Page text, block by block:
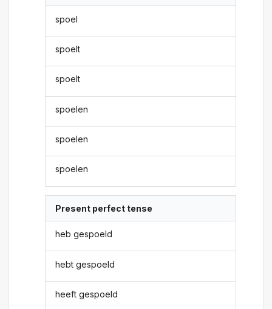
spoel
spoelt
spoelt
spoelen
spoelen
spoelen
Present perfect tense
heb gespoeld
hebt gespoeld
heeft gespoeld